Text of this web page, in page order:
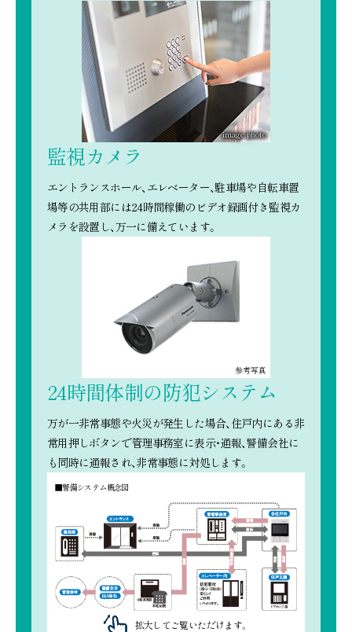
image photo
監視カメラ
エントランスホール、エレベーター、駐車場や自転車置
場等の共用部には24時間稼働のビデオ録画付き監視カ
メラを設置し、万一に備えています。
参考写真
■警備システム概念図
拡大してご覧いただけます。
24時間体制の防犯システム
万が一非常事態や火災が発生した場合、住戸内にある非
常用押しボタンで管理事務室に表示・通報、警備会社に
も同時に通報され、非常事態に対処します。